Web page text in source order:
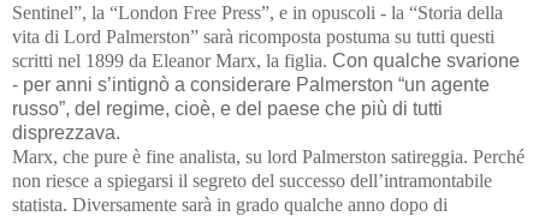
Sentinel”, la “London Free Press”, e in opuscoli - la “Storia della
vita di Lord Palmerston” sarà ricomposta postuma su tutti questi
scritti nel 1899 da Eleanor Marx, la figlia. Con qualche svarione
- per anni s’intignò a considerare Palmerston “un agente
russo”, del regime, cioè, e del paese che più di tutti
disprezzava.
Marx, che pure è fine analista, su lord Palmerston satireggia. Perché
non riesce a spiegarsi il segreto del successo dell’intramontabile
statista. Diversamente sarà in grado qualche anno dopo di